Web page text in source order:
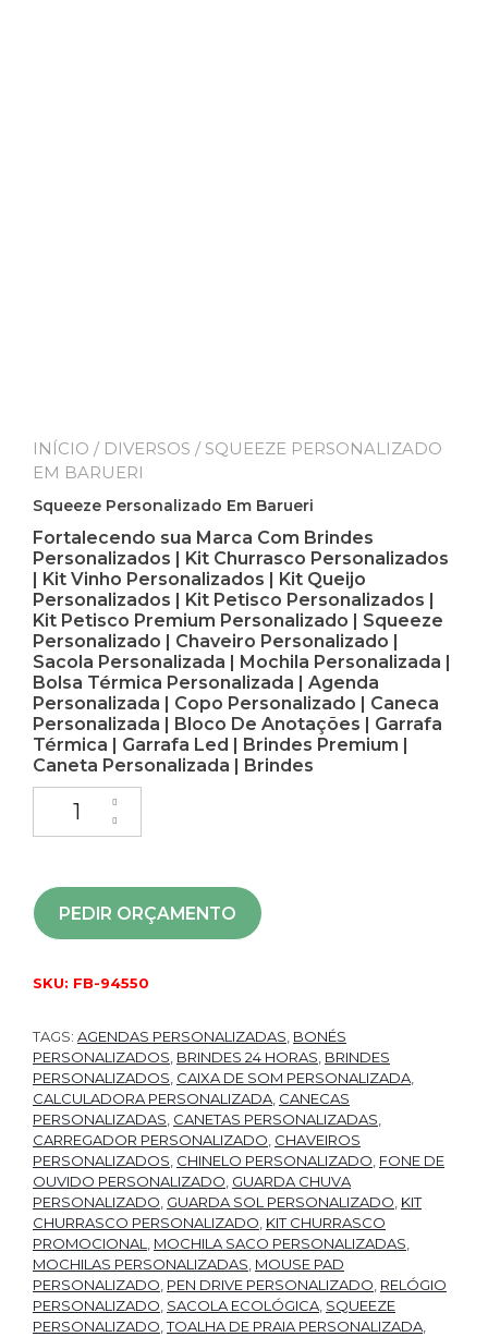
INÍCIO / DIVERSOS / SQUEEZE PERSONALIZADO
EM BARUERI
Squeeze Personalizado Em Barueri
Fortalecendo sua Marca Com Brindes
Personalizados | Kit Churrasco Personalizados
| Kit Vinho Personalizados | Kit Queijo
Personalizados | Kit Petisco Personalizados |
Kit Petisco Premium Personalizado | Squeeze
Personalizado | Chaveiro Personalizado |
Sacola Personalizada | Mochila Personalizada |
Bolsa Térmica Personalizada | Agenda
Personalizada | Copo Personalizado | Caneca
Personalizada | Bloco De Anotações | Garrafa
Térmica | Garrafa Led | Brindes Premium |
Caneta Personalizada | Brindes
PEDIR ORÇAMENTO
SKU: FB-94550
TAGS: AGENDAS PERSONALIZADAS, BONÉS
PERSONALIZADOS, BRINDES 24 HORAS, BRINDES
PERSONALIZADOS, CAIXA DE SOM PERSONALIZADA,
CALCULADORA PERSONALIZADA, CANECAS
PERSONALIZADAS, CANETAS PERSONALIZADAS,
CARREGADOR PERSONALIZADO, CHAVEIROS
PERSONALIZADOS, CHINELO PERSONALIZADO, FONE DE
OUVIDO PERSONALIZADO, GUARDA CHUVA
PERSONALIZADO, GUARDA SOL PERSONALIZADO, KIT
CHURRASCO PERSONALIZADO, KIT CHURRASCO
PROMOCIONAL, MOCHILA SACO PERSONALIZADAS,
MOCHILAS PERSONALIZADAS, MOUSE PAD
PERSONALIZADO, PEN DRIVE PERSONALIZADO, RELÓGIO
PERSONALIZADO, SACOLA ECOLÓGICA, SQUEEZE
PERSONALIZADO,TOALHA DE PRAIA PERSONALIZADA,